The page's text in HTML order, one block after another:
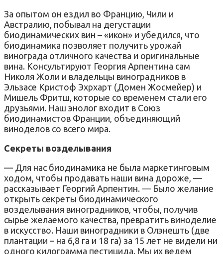
За опытом он ездил во Францию, Чили и
Австралию, побывал на дегустации
биодинамических вин – «икон» и убедился, что
биодинамика позволяет получить урожай
винограда отличного качества и оригинальные
вина. Консультируют Георгия Арпентина сам
Николя Жоли и владельцы виноградников в
Эльзасе Кристоф Эхрхарт (Домен Жосмейер) и
Мишель Фритш, которые со временем стали его
друзьями. Наш энолог входит в Союз
биодинамистов Франции, объединяющий
виноделов со всего мира.
Секреты возделывания
— Для нас биодинамика не была маркетинговым
ходом, чтобы продавать наши вина дороже, —
рассказывает Георгий Арпентин. — Было желание
открыть секреты биодинамического
возделывания виноградников, чтобы, получив
сырье желаемого качества, превратить виноделие
в искусство. Наши виноградники в Олэнешть (две
плантации – на 6,8 га и 18 га) за 15 лет не видели ни
одного килограмма пестицида. Мы их ведем